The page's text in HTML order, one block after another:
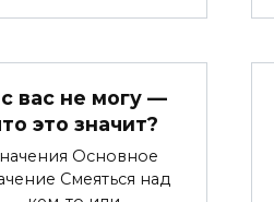
вас не могу —
это значит?
Основное
Смеяться над